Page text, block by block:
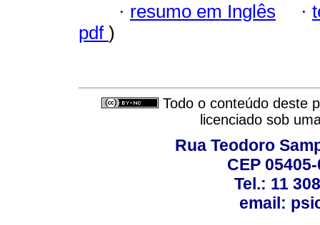
· resumo em Inglês ·
pdf )
Todo o conteúdo deste
licenciado sob
Rua Teodoro
CEP
Tel.: 11
email: